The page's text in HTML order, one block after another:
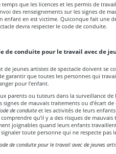
temps que les licences et les permis de
des renseignements sur les signes de
enfant en est victime. Quiconque fait une
devra respecter le code de conduite.
de conduite pour le travail avec de
de jeunes artistes de spectacle doivent se
garantir que toutes les personnes qui
pour l’enfant.
parents ou tuteurs dans la surveillance
de mauvais traitements ou d’écart
de conduite et les activités de leurs
qu’il y a des risques de
joignables quand leurs enfants
toute personne qui ne respecte pas
de conduite pour le travail avec de jeunes